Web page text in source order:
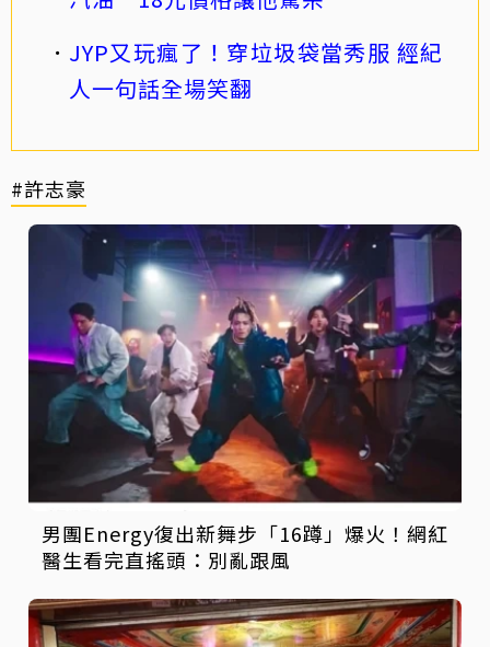
JYP又玩瘋了！穿垃圾袋當秀服 經紀
人一句話全場笑翻
#許志豪
男團Energy復出新舞步「16蹲」爆火！網紅
醫生看完直搖頭：別亂跟風